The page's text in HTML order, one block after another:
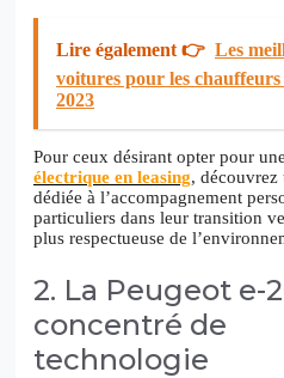
Lire également 👉 Les
voitures pour les
2023
Pour ceux désirant opter pour une
électrique en leasing, découvrez
dédiée à l’accompagnement
particuliers dans leur transition
plus respectueuse de
2. La Peugeot e-
concentré de
technologie